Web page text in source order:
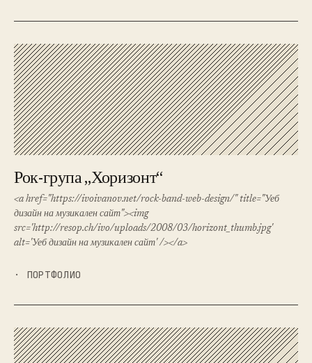
Рок-група „Хоризонт“
<a href="https://ivoivanov.net/rock-band-web-design/" title="Уеб
дизайн на музикален сайт"><img
src='http://resop.ch/ivo/uploads/2008/03/horizont_thumb.jpg'
alt='Уеб дизайн на музикален сайт' /></a>
· ПОРТФОЛИО